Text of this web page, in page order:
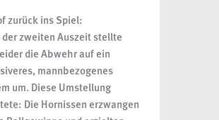
zurück ins Spiel:
der zweiten Auszeit stellte
die Abwehr auf ein
mannbezogenes
um. Diese Umstellung
Die Hornissen erzwangen